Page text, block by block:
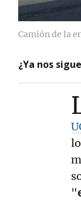
Camión de la
¿Ya nos
"